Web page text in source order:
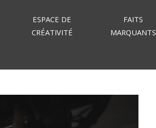
ESPACE DE
CRÉATIVITÉ
FAITS
MARQUANTS